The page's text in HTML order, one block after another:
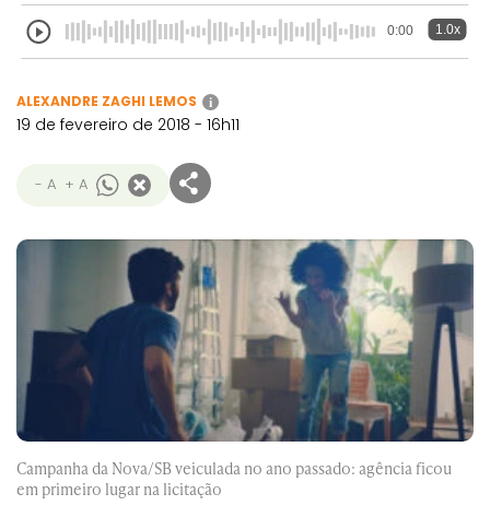
0:00 1.0x
ALEXANDRE ZAGHI LEMOS i
19 de fevereiro de 2018 - 16h11
- A + A
Campanha da Nova/SB veiculada no ano passado: agência ficou
em primeiro lugar na licitação